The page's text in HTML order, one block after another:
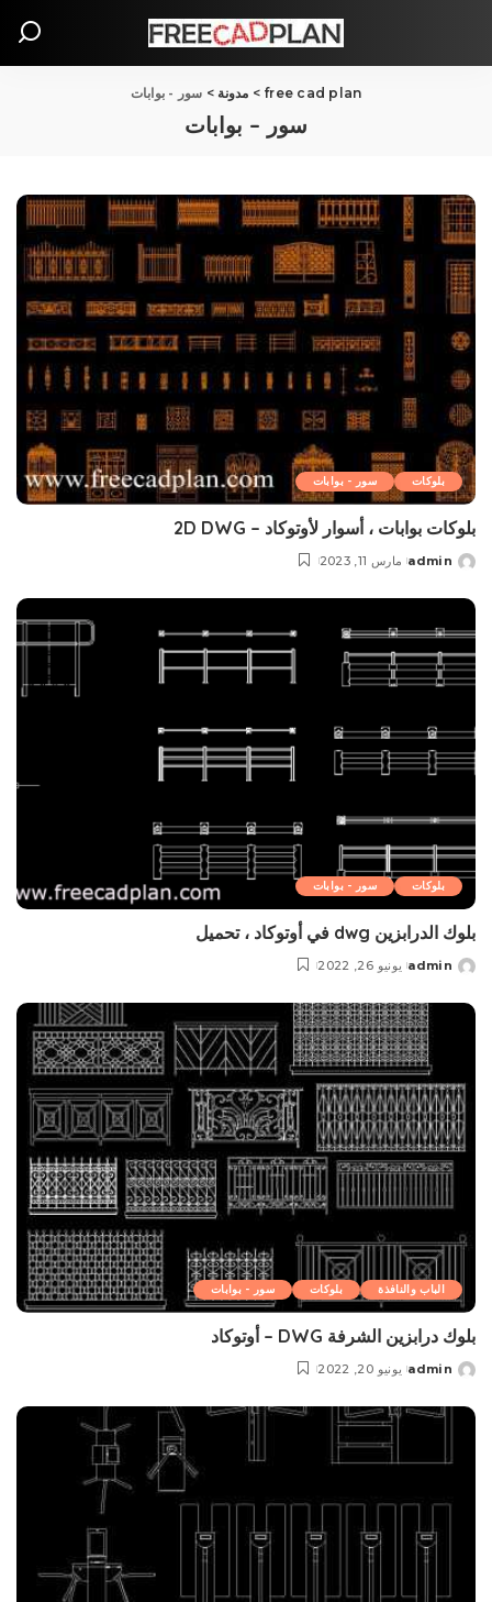
free cad plan
> مدونة > سور - بوابات
سور – بوابات
بلوکات سور - بوابات
بلوکات بوابات ، أسوار لأوتوكاد – 2D DWG
Posted
admin مارس 11, 2023
بلوکات سور - بوابات
بلوك الدرابزين dwg في أوتوكاد ، تحميل
Posted
admin يونيو 26, 2022
الباب والنافذة بلوکات سور - بوابات
بلوك درابزين الشرفة DWG – أوتوكاد
Posted
admin يونيو 20, 2022